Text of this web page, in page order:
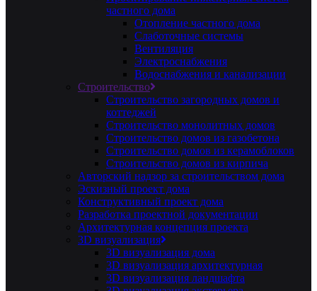
частного дома
Отопление частного дома
Слаботочные системы
Вентиляция
Электроснабжения
Водоснабжения и канализации
Строительство
Строительство загородных домов и
коттеджей
Строительство монолитных домов
Строительство домов из газобетона
Строительство домов из керамоблоков
Строительство домов из кирпича
Авторский надзор за строительством дома
Эскизный проект дома
Конструктивный проект дома
Разработка проектной документации
Архитектурная концепция проекта
3D визуализация
3D визуализация дома
3D визуализация архитектурная
3D визуализация ландшафта